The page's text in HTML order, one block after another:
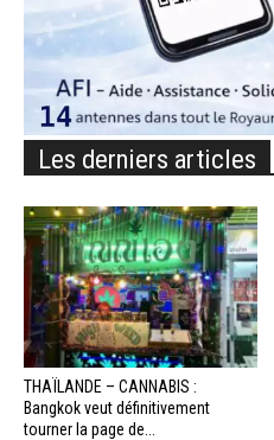
Les derniers articles
THAÏLANDE – CANNABIS :
Bangkok veut définitivement
tourner la page de...